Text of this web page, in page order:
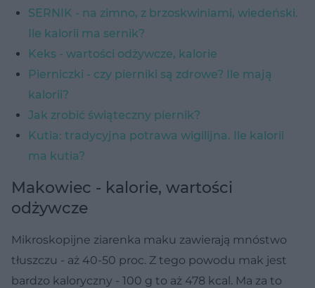
SERNIK - na zimno, z brzoskwiniami, wiedeński.
Ile kalorii ma sernik?
Keks - wartości odżywcze, kalorie
Pierniczki - czy pierniki są zdrowe? Ile mają
kalorii?
Jak zrobić świąteczny piernik?
Kutia: tradycyjna potrawa wigilijna. Ile kalorii
ma kutia?
Makowiec - kalorie, wartości
odżywcze
Mikroskopijne ziarenka maku zawierają mnóstwo
tłuszczu - aż 40-50 proc. Z tego powodu mak jest
bardzo kaloryczny - 100 g to aż 478 kcal. Ma za to